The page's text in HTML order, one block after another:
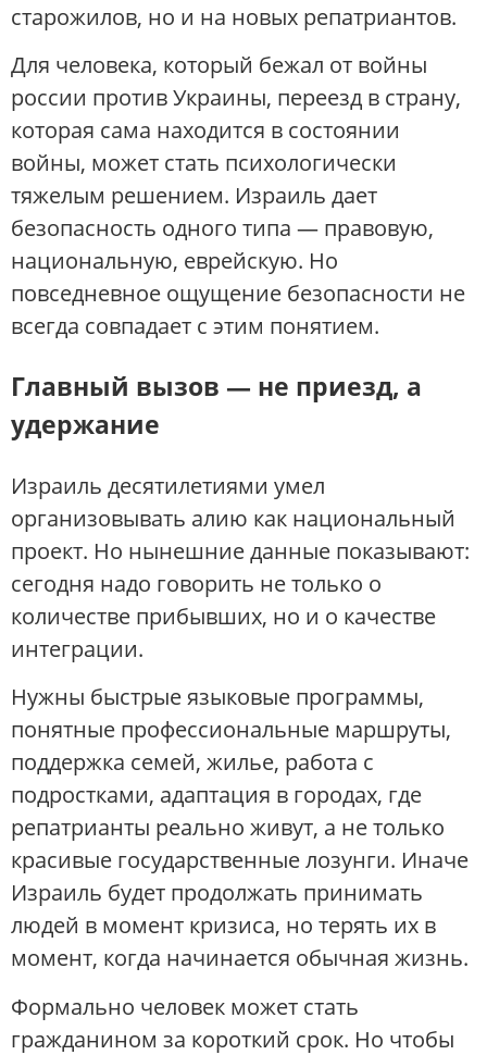
старожилов, но и на новых репатриантов.
Для человека, который бежал от войны
россии против Украины, переезд в страну,
которая сама находится в состоянии
войны, может стать психологически
тяжелым решением. Израиль дает
безопасность одного типа — правовую,
национальную, еврейскую. Но
повседневное ощущение безопасности не
всегда совпадает с этим понятием.
Главный вызов — не приезд, а
удержание
Израиль десятилетиями умел
организовывать алию как национальный
проект. Но нынешние данные показывают:
сегодня надо говорить не только о
количестве прибывших, но и о качестве
интеграции.
Нужны быстрые языковые программы,
понятные профессиональные маршруты,
поддержка семей, жилье, работа с
подростками, адаптация в городах, где
репатрианты реально живут, а не только
красивые государственные лозунги. Иначе
Израиль будет продолжать принимать
людей в момент кризиса, но терять их в
момент, когда начинается обычная жизнь.
Формально человек может стать
гражданином за короткий срок. Но чтобы